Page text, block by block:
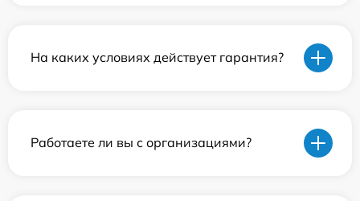
На каких условиях действует гарантия?
Работаете ли вы с организациями?